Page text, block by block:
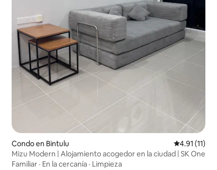
Condo en Bintulu Calificación
4.91 (11)
Mizu Modern | Alojamiento acogedor en la ciudad | SK One
Familiar · En la cercanía · Limpieza